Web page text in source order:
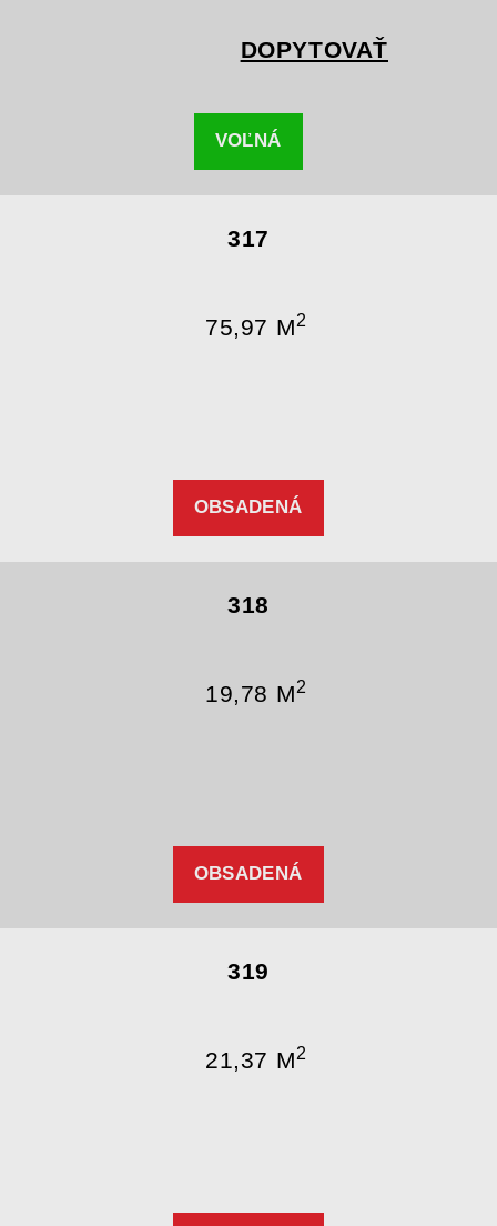
DOPYTOVAŤ
VOĽNÁ
317
75,97 M2
OBSADENÁ
318
19,78 M2
OBSADENÁ
319
21,37 M2